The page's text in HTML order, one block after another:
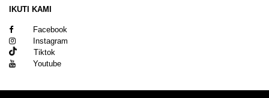
IKUTI KAMI
Facebook
Instagram
Tiktok
Youtube